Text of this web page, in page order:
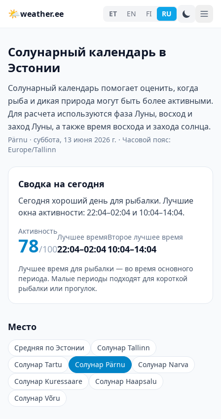
🌤weather.ee ET EN FI RU
Солунарный календарь в
Эстонии
Солунарный календарь помогает оценить, когда
рыба и дикая природа могут быть более активными.
Для расчета используются фаза Луны, восход и
заход Луны, а также время восхода и захода солнца.
Pärnu · суббота, 13 июня 2026 г. · Часовой пояс:
Europe/Tallinn
Сводка на сегодня
Сегодня хороший день для рыбалки. Лучшие
окна активности: 22:04–02:04 и 10:04–14:04.
Активность
78/100
Лучшее время
22:04–02:04
Второе лучшее время
10:04–14:04
Лучшее время для рыбалки — во время основного
периода. Малые периоды подходят для короткой
рыбалки или прогулок.
Место
Средняя по Эстонии
Солунар Tallinn
Солунар Tartu
Солунар Pärnu
Солунар Narva
Солунар Kuressaare
Солунар Haapsalu
Солунар Võru